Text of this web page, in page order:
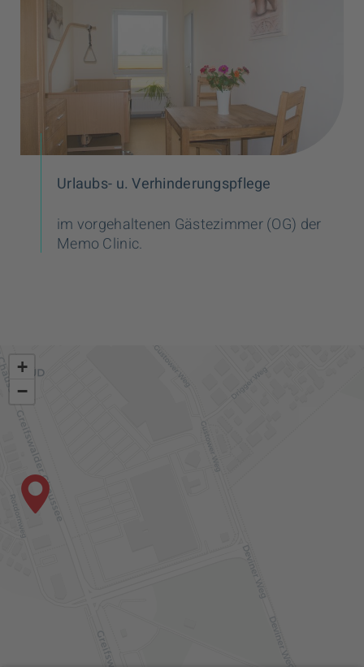
Urlaubs- u. Verhinderungspflege
im vorgehaltenen Gästezimmer (OG) der
Memo Clinic.
+
−